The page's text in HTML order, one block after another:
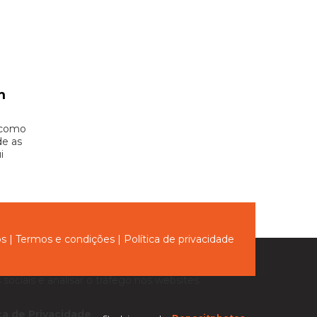
as
| Termos e condições | Política de privacidade
e analisar o tráfego nos websites.